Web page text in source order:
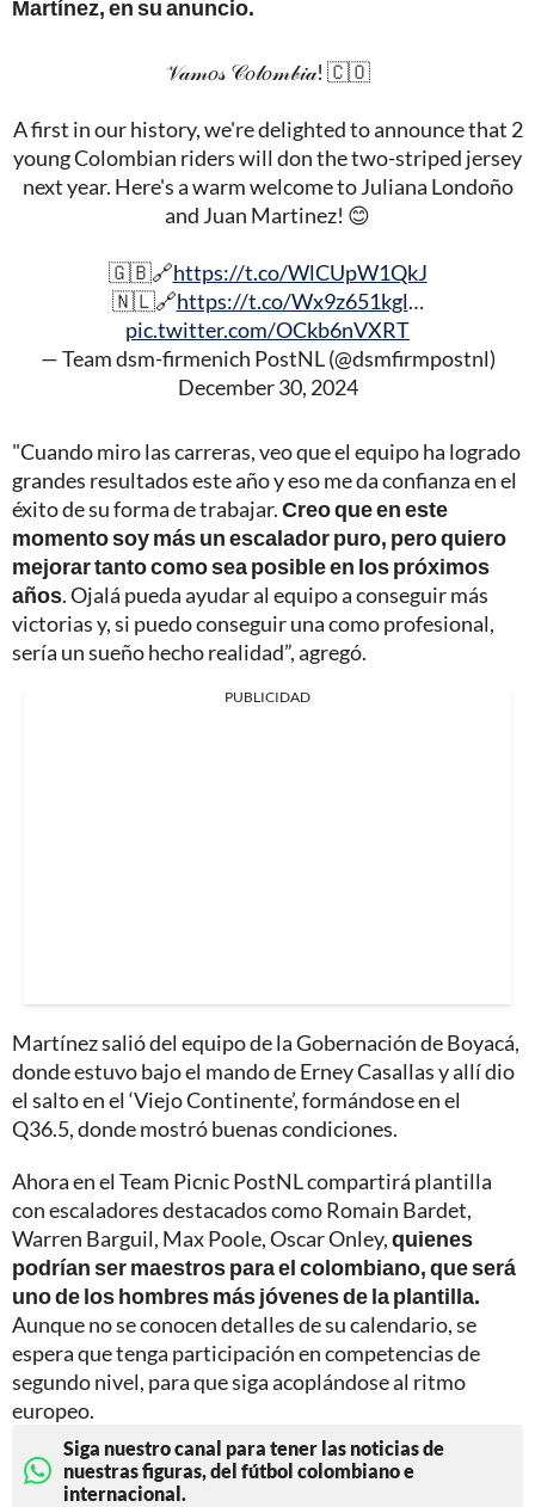
Martínez, en su anuncio.
𝒱𝒶𝓂𝑜𝓈 𝒞𝑜𝓁𝑜𝓂𝒷𝒾𝒶! 🇨🇴
A first in our history, we're delighted to announce that 2
young Colombian riders will don the two-striped jersey
next year. Here's a warm welcome to Juliana Londoño
and Juan Martinez! 😊
🇬🇧🔗https://t.co/WlCUpW1QkJ
🇳🇱🔗https://t.co/Wx9z651kgl…
pic.twitter.com/OCkb6nVXRT
— Team dsm-firmenich PostNL (@dsmfirmpostnl)
December 30, 2024
"Cuando miro las carreras, veo que el equipo ha logrado
grandes resultados este año y eso me da confianza en el
éxito de su forma de trabajar.Creo que en este
momento soy más un escalador puro, pero quiero
mejorar tanto como sea posible en los próximos
años. Ojalá pueda ayudar al equipo a conseguir más
victorias y, si puedo conseguir una como profesional,
sería un sueño hecho realidad”, agregó.
PUBLICIDAD
Martínez salió del equipo de la Gobernación de Boyacá,
donde estuvo bajo el mando de Erney Casallas y allí dio
el salto en el ‘Viejo Continente’, formándose en el
Q36.5, donde mostró buenas condiciones.
Ahora en el Team Picnic PostNL compartirá plantilla
con escaladores destacados como Romain Bardet,
Warren Barguil, Max Poole, Oscar Onley,quienes
podrían ser maestros para el colombiano, que será
uno de los hombres más jóvenes de la plantilla.
Aunque no se conocen detalles de su calendario, se
espera que tenga participación en competencias de
segundo nivel, para que siga acoplándose al ritmo
europeo.
Siga nuestro canal para tener las noticias de
nuestras figuras, del fútbol colombiano e
internacional.